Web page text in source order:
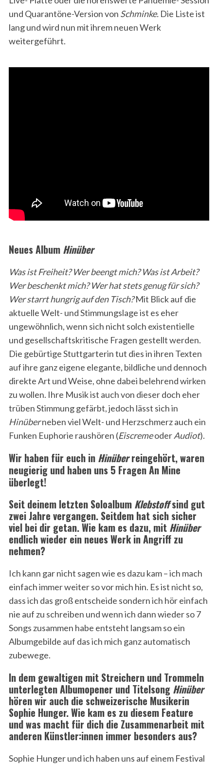
und Quarantöne-Version von Schminke. Die Liste ist
lang und wird nun mit ihrem neuen Werk
weitergeführt.
Neues Album Hinüber
Was ist Freiheit? Wer beengt mich? Was ist Arbeit?
Wer beschenkt mich? Wer hat stets genug für sich?
Wer starrt hungrig auf den Tisch?Mit Blick auf die
aktuelle Welt- und Stimmungslage ist es eher
ungewöhnlich, wenn sich nicht solch existentielle
und gesellschaftskritische Fragen gestellt werden.
Die gebürtige Stuttgarterin tut dies in ihren Texten
auf ihre ganz eigene elegante, bildliche und dennoch
direkte Art und Weise, ohne dabei belehrend wirken
zu wollen. Ihre Musik ist auch von dieser doch eher
trüben Stimmung gefärbt, jedoch lässt sich in
Hinüberneben viel Welt- und Herzschmerz auch ein
Funken Euphorie raushören (EiscremeoderAudiot).
Wir haben für euch in Hinüberreingehört, waren
neugierig und haben uns 5 Fragen An Mine
überlegt!
Seit deinem letzten SoloalbumKlebstoffsind gut
zwei Jahre vergangen. Seitdem hat sich sicher
viel bei dir getan. Wie kam es dazu, mit Hinüber
endlich wieder ein neues Werk in Angriff zu
nehmen?
Ich kann gar nicht sagen wie es dazu kam – ich mach
einfach immer weiter so vor mich hin. Es ist nicht so,
dass ich das groß entscheide sondern ich hör einfach
nie auf zu schreiben und wenn ich dann wieder so 7
Songs zusammen habe entsteht langsam so ein
Albumgebilde auf das ich mich ganz automatisch
zubewege.
In dem gewaltigen mit Streichern und Trommeln
unterlegten Albumopener und Titelsong Hinüber
hören wir auch die schweizerische Musikerin
Sophie Hunger. Wie kam es zu diesem Feature
und was macht für dich die Zusammenarbeit mit
anderen Künstler:innen immer besonders aus?
Sophie Hunger und ich haben uns auf einem Festival